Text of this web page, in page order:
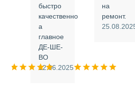
быстро
качественно
а
главное
ДЕ-ШЕ-
ВО
12.06.2025
на
ремонт.